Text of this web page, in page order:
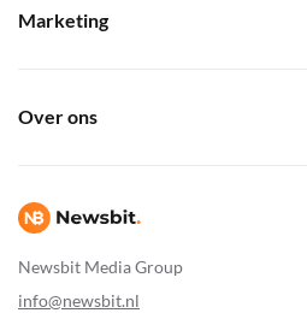
Newsbit Media Group
info@newsbit.nl
Marketing
Over ons